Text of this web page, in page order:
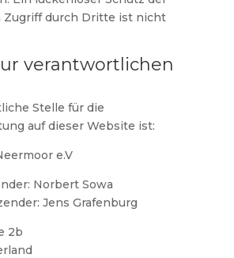
Zugriff durch Dritte ist nicht
verantwortlichen
Stelle für die
auf dieser Website ist:
e.V
Norbert Sowa
Jens Grafenburg
2b